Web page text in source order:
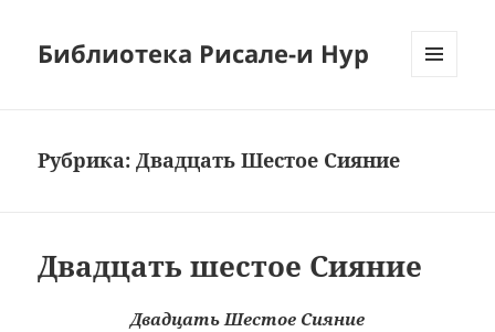
Библиотека Рисале-и Нур
Рубрика:Двадцать Шестое Сияние
Двадцать шестое Сияние
Двадцать Шестое Сияние